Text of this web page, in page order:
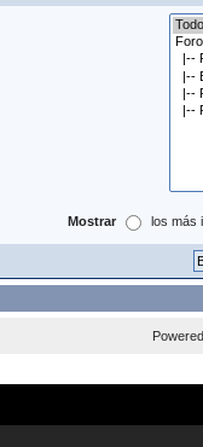
Mostrar los más